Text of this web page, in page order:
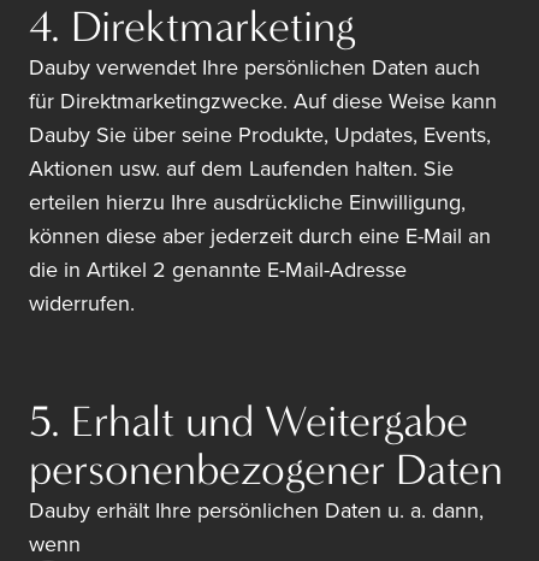
4. Direktmarketing
Dauby verwendet Ihre persönlichen Daten auch
für Direktmarketingzwecke. Auf diese Weise kann
Dauby Sie über seine Produkte, Updates, Events,
Aktionen usw. auf dem Laufenden halten. Sie
erteilen hierzu Ihre ausdrückliche Einwilligung,
können diese aber jederzeit durch eine E-Mail an
die in Artikel 2 genannte E-Mail-Adresse
widerrufen.
5. Erhalt und Weitergabe
personenbezogener Daten
Dauby erhält Ihre persönlichen Daten u. a. dann,
wenn